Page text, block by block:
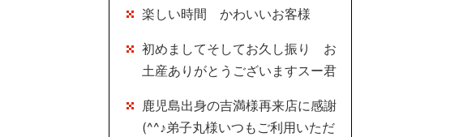
楽しい時間 かわいいお客様
初めましてそしてお久し振り お
土産ありがとうございますスー君
鹿児島出身の吉満様再来店に感謝
(^^♪弟子丸様いつもご利用いただ